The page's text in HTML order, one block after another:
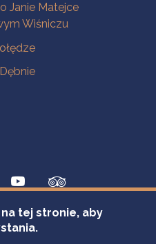
Janie Matejce
Wiśniczu
tej stronie, aby